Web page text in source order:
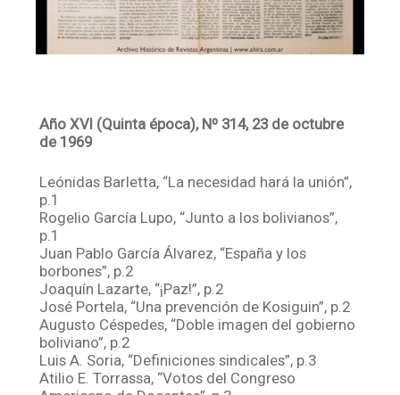
Año XVI (Quinta época), Nº 314, 23 de octubre
de 1969
Leónidas Barletta, “La necesidad hará la unión”,
p.1
Rogelio García Lupo, “Junto a los bolivianos”,
p.1
Juan Pablo García Álvarez, “España y los
borbones”, p.2
Joaquín Lazarte, “¡Paz!”, p.2
José Portela, “Una prevención de Kosiguin”, p.2
Augusto Céspedes, “Doble imagen del gobierno
boliviano”, p.2
Luis A. Soria, “Definiciones sindicales”, p.3
Atilio E. Torrassa, “Votos del Congreso